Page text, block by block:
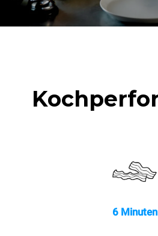
6 Minuten